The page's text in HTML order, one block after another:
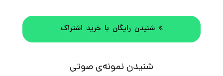
شنیدن رایگان با خرید اشتراک
شنیدن نمونه‌ی صوتی